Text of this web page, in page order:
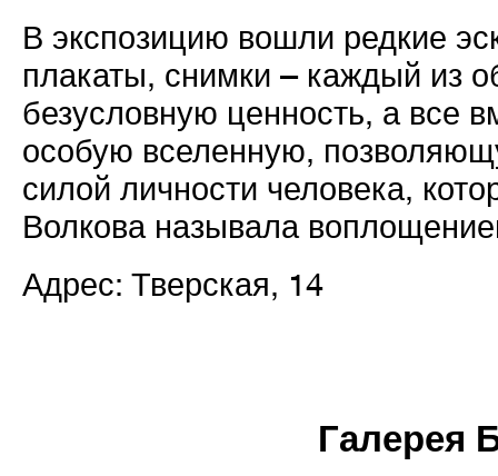
В экспозицию вошли редкие
плакаты, снимки – каждый из
безусловную ценность, а все
особую вселенную,
силой личности человека,
Волкова называла
Адрес: Тверская, 14
Галерея